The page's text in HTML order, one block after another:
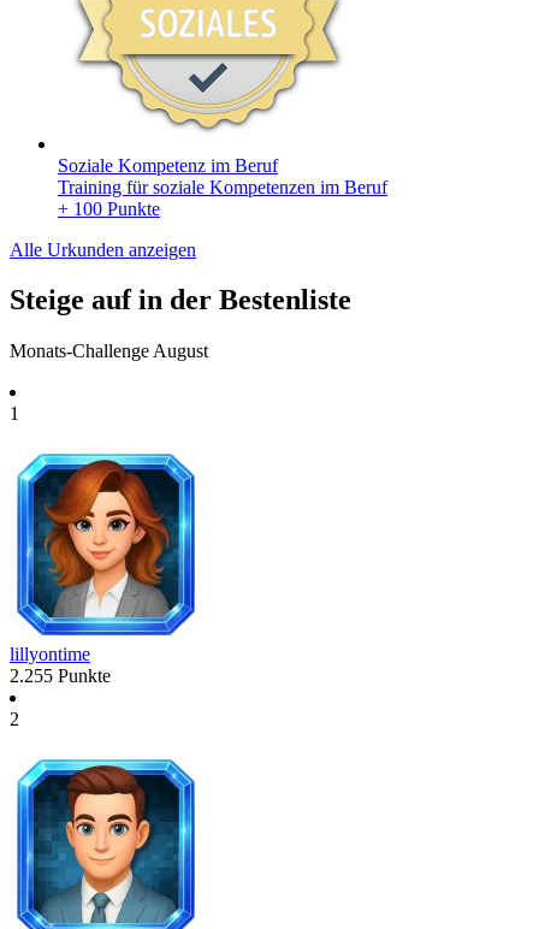
Soziale Kompetenz im Beruf
Training für soziale Kompetenzen im Beruf
+ 100 Punkte
Alle Urkunden anzeigen
Steige auf in der Bestenliste
Monats-Challenge August
1
lillyontime
2.255 Punkte
2